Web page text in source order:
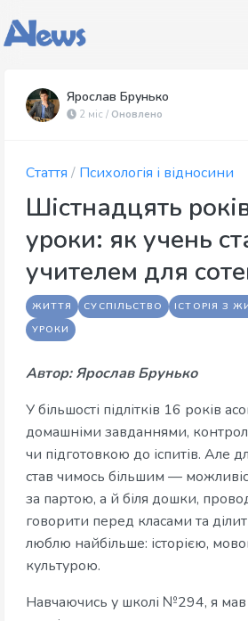
Ярослав Брунько
2 міс / Оновлено
Стаття / Психологія і відносини
Шістнадцять
уроки: як учень
учителем для
ЖИТТЯ СУСПІЛЬСТВО ІСТОРІЯ З
УРОКИ
Автор: Ярослав Брунько
У більшості підлітків 16 років
домашніми завданнями,
чи підготовкою до іспитів. Але
став чимось більшим —
за партою, а й біля дошки,
говорити перед класами та
люблю найбільше: історією,
культурою.
Навчаючись у школі №294, я